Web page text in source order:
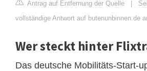
Antrag auf Entfernung der Quelle |
vollständige Antwort auf butenunbinnen.de
Wer steckt hinter
Das deutsche Mobilitäts-Start-